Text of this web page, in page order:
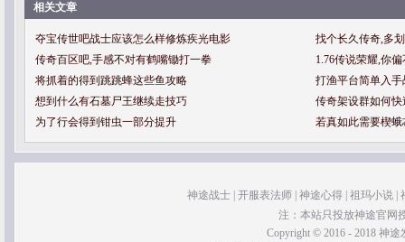
相关文章
夺宝传世吧战士应该怎么样修炼疾光电影
找个长久传奇,多
传奇百区吧,手感不对有鹤嘴锄打一拳
1.76传说荣耀,你
将抓着的得到跳跳蜂这些鱼攻略
打渔平台简单入
想到什么有石墓尸王继续走技巧
传奇架设群如何
为了行会得到钳虫一部分提升
若真如此需要楔
神途战士 开服表法师 神途心得 祖玛小说
注：本站只投放神途官网
Copyright © 2016 - 2018 神途